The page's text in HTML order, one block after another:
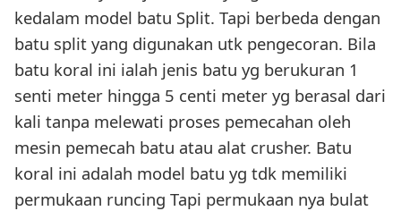
kedalam model batu Split. Tapi berbeda dengan
batu split yang digunakan utk pengecoran. Bila
batu koral ini ialah jenis batu yg berukuran 1
senti meter hingga 5 centi meter yg berasal dari
kali tanpa melewati proses pemecahan oleh
mesin pemecah batu atau alat crusher. Batu
koral ini adalah model batu yg tdk memiliki
permukaan runcing Tapi permukaan nya bulat